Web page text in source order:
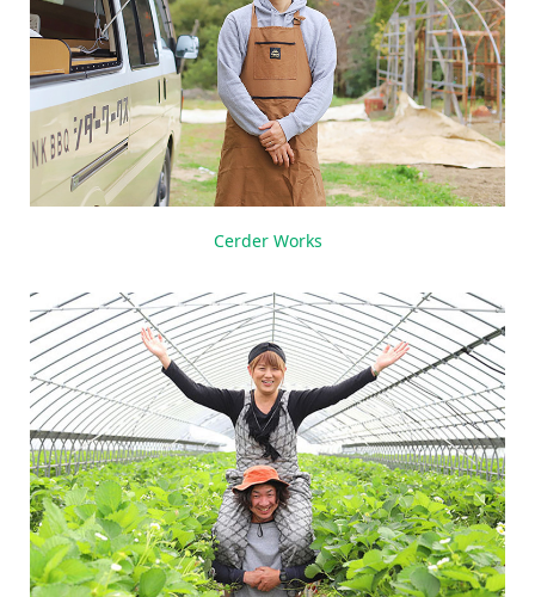
Cerder Works